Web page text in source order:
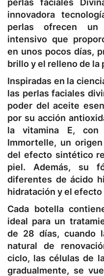
perlas faciales
innovadora
perlas ofrecen un
intensivo que
en unos pocos días,
brillo y el relleno de la
Inspiradas en la
las perlas faciales
poder del aceite
por su acción
la vitamina E,
Immortelle, un
del efecto sintético
piel. Además, su
diferentes de ácido
hidratación y el
Cada botella
ideal para un
de 28 días, cuando
natural de
ciclo, las células de
gradualmente, se